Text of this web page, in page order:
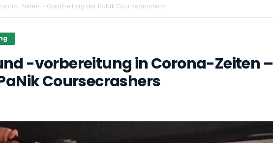
Schweiz
Zeiten – Gastbeitrag der PaNik Coursecrashers
-vorbereitung in Corona-Zeiten –
Coursecrashers